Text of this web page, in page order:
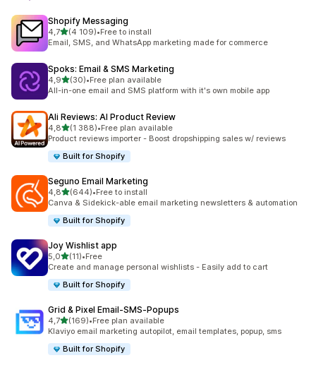
Shopify Messaging
4,7z 5 hvězd
(4 109)
Celkový počet recenzí: 4109
•Free to install
Email, SMS, and WhatsApp marketing made for commerce
Spoks: Email & SMS Marketing
4,9z 5 hvězd
(30)
Celkový počet recenzí: 30
•Free plan available
All-in-one email and SMS platform with it's own mobile app
Ali Reviews: AI Product Review
4,8z 5 hvězd
(1 388)
Celkový počet recenzí: 1388
•Free plan available
Product reviews importer - Boost dropshipping sales w/ reviews
Built for Shopify
Seguno Email Marketing
4,8z 5 hvězd
(644)
Celkový počet recenzí: 644
•Free to install
Canva & Sidekick-able email marketing newsletters & automation
Built for Shopify
Joy Wishlist app
5,0z 5 hvězd
(11)
Celkový počet recenzí: 11
•Free
Create and manage personal wishlists - Easily add to cart
Built for Shopify
Grid & Pixel Email‑SMS‑Popups
4,7z 5 hvězd
(169)
Celkový počet recenzí: 169
•Free plan available
Klaviyo email marketing autopilot, email templates, popup, sms
Built for Shopify